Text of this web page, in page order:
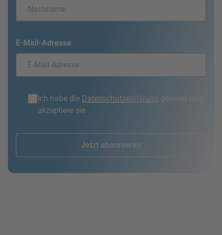
E-Mail-Adresse
Ich habe die Datenschutzerklärung gelesen und
akzeptiere sie.
Jetzt abonnieren